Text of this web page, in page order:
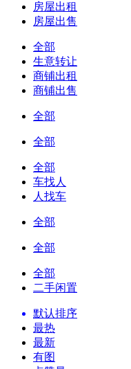
房屋出租
房屋出售
全部
生意转让
商铺出租
商铺出售
全部
全部
全部
车找人
人找车
全部
全部
全部
二手闲置
默认排序
最热
最新
有图